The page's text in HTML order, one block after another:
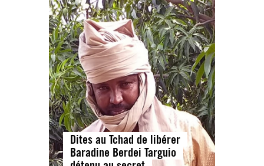
Dites au Tchad de libérer
Baradine Berdei Targuio